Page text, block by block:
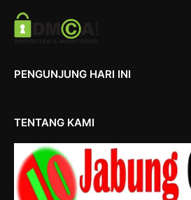
PENGUNJUNG HARI INI
TENTANG KAMI